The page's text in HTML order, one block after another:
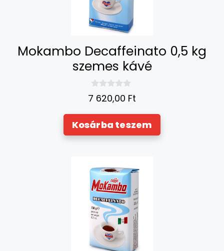
Mokambo Decaffeinato 0,5 kg
szemes kávé
0
a
-
ő
7 620,00 Ft
Kosárba teszem